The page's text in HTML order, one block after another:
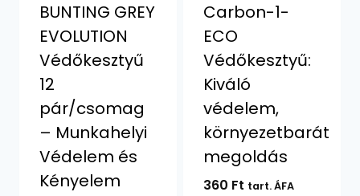
BUNTING GREY
EVOLUTION
Védőkesztyű
12
pár/csomag
– Munkahelyi
Védelem és
Kényelem
Carbon-1-
ECO
Védőkesztyű:
Kiváló
védelem,
környezetbarát
megoldás
360 Ft tart. ÁFA